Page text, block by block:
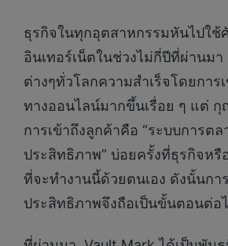
ธุรกิจในทุกอุตสาหกรรมหันไปใช้
อินเทอร์เน็ตในช่วงไม่กี่ปีที่ผ่านม
ต่างๆทั่วโลกความสำเร็จโดยการ
ทางออนไลน์มากขึ้นเรื่อย ๆ แต่
การเข้าถึงลูกค้าคือ “ระบบการต
ประสิทธิภาพ” บ่อยครั้งที่ธุรกิจหรื
ที่จะทำงานนี้ด้วยตนเอง ดังนั้นก
ประสิทธิภาพจึงถือเป็นขั้นตอนต่อ